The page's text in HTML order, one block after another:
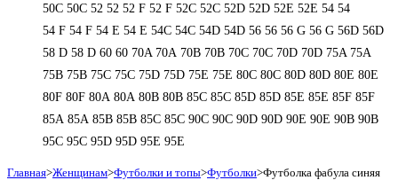
50С 50С 52 52 52 F 52 F 52C 52C 52D 52D 52E 52E 54 54
54 F 54 F 54 Е 54 Е 54C 54C 54D 54D 56 56 56 G 56 G 56D 56D
58 D 58 D 60 60 70A 70A 70B 70B 70C 70C 70D 70D 75A 75A
75B 75B 75C 75C 75D 75D 75E 75E 80C 80C 80D 80D 80E 80E
80F 80F 80А 80А 80В 80В 85C 85C 85D 85D 85E 85E 85F 85F
85А 85А 85В 85В 85С 85С 90C 90C 90D 90D 90E 90E 90В 90В
95C 95C 95D 95D 95E 95E
Главная>Женщинам>Футболки и топы>Футболки>Футболка фабула синяя